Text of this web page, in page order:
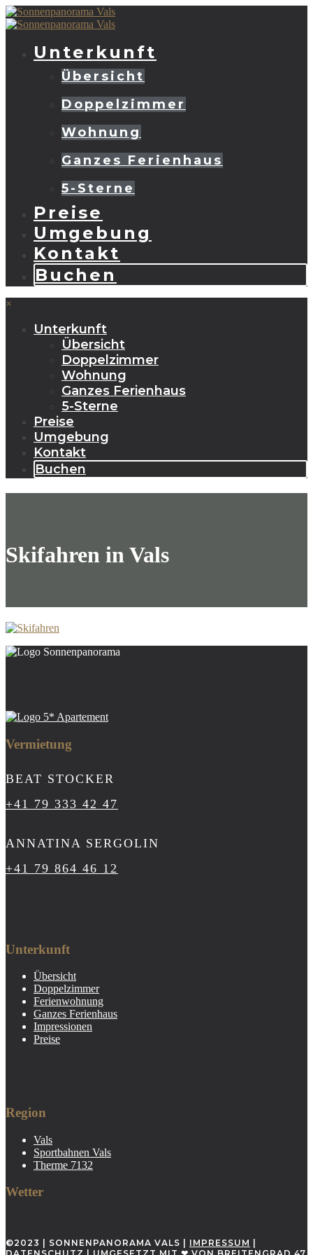
Unterkunft
Übersicht
Doppelzimmer
Wohnung
Ganzes Ferienhaus
5-Sterne
Preise
Umgebung
Kontakt
Buchen
×
Unterkunft
Übersicht
Doppelzimmer
Wohnung
Ganzes Ferienhaus
5-Sterne
Preise
Umgebung
Kontakt
Buchen
Skifahren in Vals
Vermietung
BEAT STOCKER
+41 79 333 42 47
ANNATINA SERGOLIN
+41 79 864 46 12
Unterkunft
Übersicht
Doppelzimmer
Ferienwohnung
Ganzes Ferienhaus
Impressionen
Preise
Region
Vals
Sportbahnen Vals
Therme 7132
Wetter
©2023 | SONNENPANORAMA VALS | IMPRESSUM